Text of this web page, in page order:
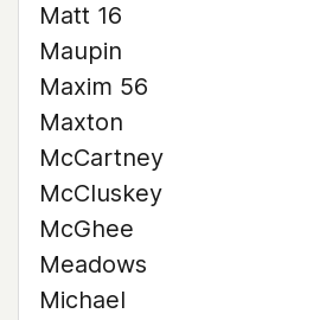
Matt 16
Maupin
Maxim 56
Maxton
McCartney
McCluskey
McGhee
Meadows
Michael